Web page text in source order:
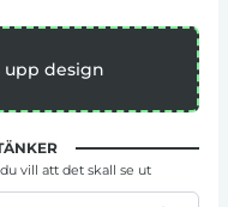
upp design
vill att det skall se ut